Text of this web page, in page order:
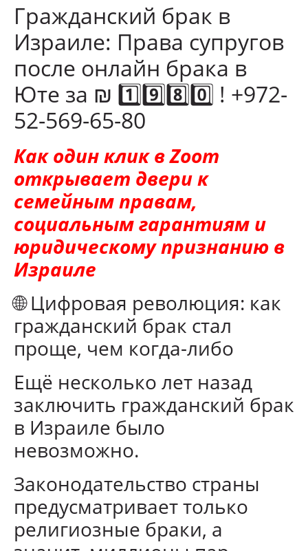
Гражданский брак в
Израиле: Права супругов
после онлайн брака в
Юте за ₪ 1️⃣9️⃣8️⃣0️⃣ ! +972-
52-569-65-80
Как один клик в Zoom
открывает двери к
семейным правам,
социальным гарантиям и
юридическому признанию в
Израиле
🌐 Цифровая революция: как
гражданский брак стал
проще, чем когда-либо
Ещё несколько лет назад
заключить гражданский брак
в Израиле было
невозможно.
Законодательство страны
предусматривает только
религиозные браки, а